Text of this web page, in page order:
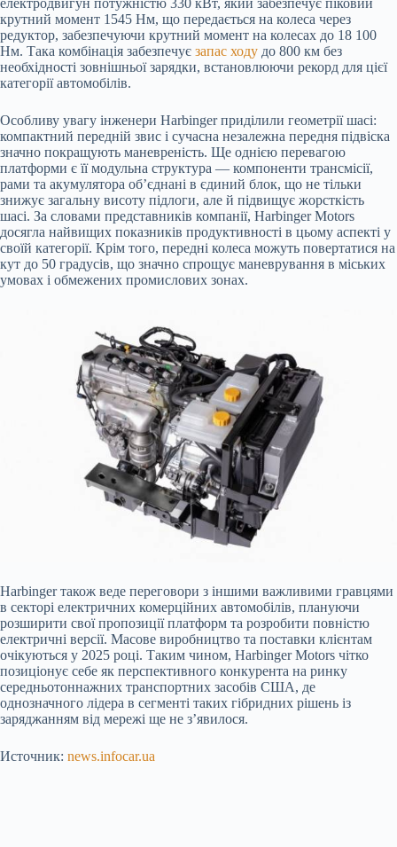
крутний момент 1545 Нм, що передається на колеса через
редуктор, забезпечуючи крутний момент на колесах до 18 100
Нм. Така комбінація забезпечує запас ходу до 800 км без
необхідності зовнішньої зарядки, встановлюючи рекорд для цієї
категорії автомобілів.
Особливу увагу інженери Harbinger приділили геометрії шасі:
компактний передній звис і сучасна незалежна передня підвіска
значно покращують маневреність. Ще однією перевагою
платформи є її модульна структура — компоненти трансмісії,
рами та акумулятора об’єднані в єдиний блок, що не тільки
знижує загальну висоту підлоги, але й підвищує жорсткість
шасі. За словами представників компанії, Harbinger Motors
досягла найвищих показників продуктивності в цьому аспекті у
своїй категорії. Крім того, передні колеса можуть повертатися на
кут до 50 градусів, що значно спрощує маневрування в міських
умовах і обмежених промислових зонах.
Harbinger також веде переговори з іншими важливими гравцями
в секторі електричних комерційних автомобілів, плануючи
розширити свої пропозиції платформ та розробити повністю
електричні версії. Масове виробництво та поставки клієнтам
очікуються у 2025 році. Таким чином, Harbinger Motors чітко
позиціонує себе як перспективного конкурента на ринку
середньотоннажних транспортних засобів США, де
однозначного лідера в сегменті таких гібридних рішень із
заряджанням від мережі ще не з’явилося.
Источник: news.infocar.ua